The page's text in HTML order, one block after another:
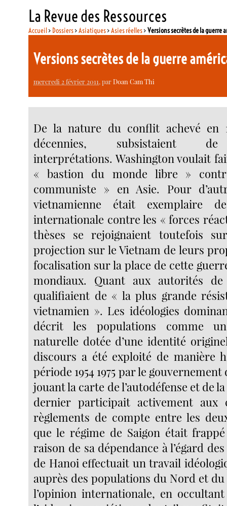
La Revue des Ressources
Accueil> Dossiers>Asiatiques>Asies réelles>Versions secrètes de la guerre
Versions secrètes de la guerre
mercredi 2 février 2011, parDoan Cam Thi
De la nature du conflit achevé en
décennies, subsistaient de
interprétations. Washington voulait
« bastion du monde libre »
communiste » en Asie. Pour
vietnamienne était exemplaire
internationale contre les « forces
thèses se rejoignaient toutefois
projection sur le Vietnam de leurs
focalisation sur la place de cette
mondiaux. Quant aux autorités
qualifiaient de « la plus grande
vietnamien ». Les idéologies
décrit les populations comme
naturelle dotée d’une identité
discours a été exploité de manière
période 1954 1975 par le
jouant la carte de l’autodéfense et de
dernier participait activement aux
règlements de compte entre les
que le régime de Saigon était
raison de sa dépendance à l’égard
de Hanoi effectuait un travail
auprès des populations du Nord et du
l’opinion internationale, en